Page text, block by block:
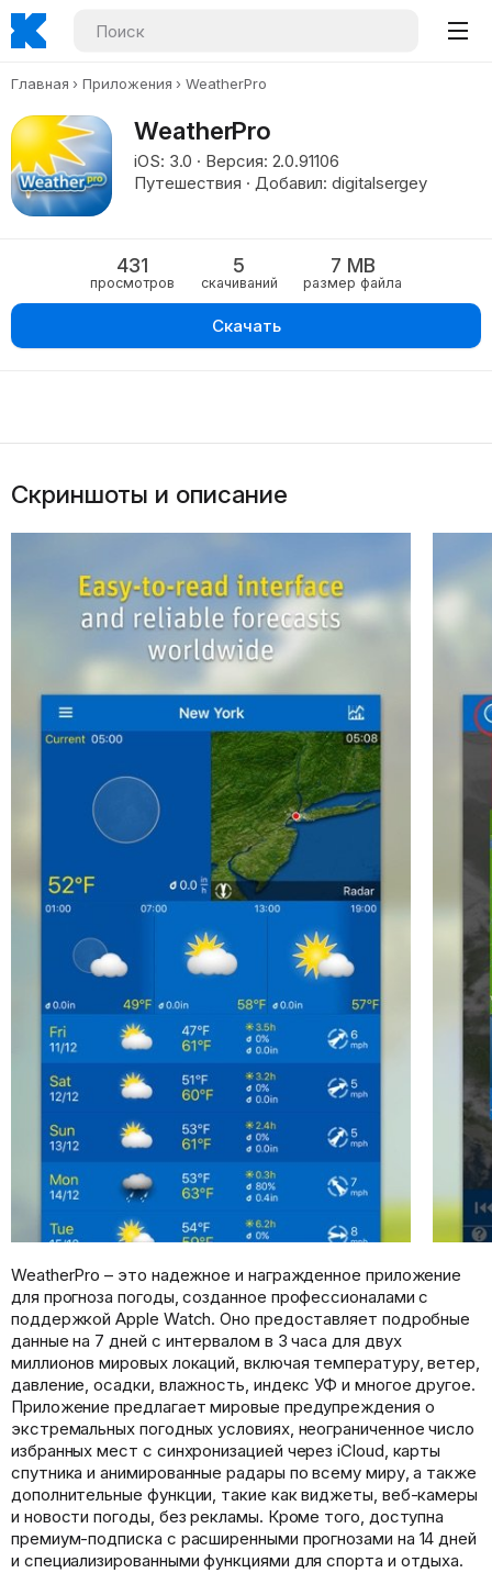
Главная Приложения WeatherPro
WeatherPro
iOS: 3.0 · Версия: 2.0.91106
Путешествия · Добавил: digitalsergey
431
просмотров
5
скачиваний
7 MB
размер файла
Скачать
Скриншоты и описание
WeatherPro – это надежное и награжденное приложение
для прогноза погоды, созданное профессионалами с
поддержкой Apple Watch. Оно предоставляет подробные
данные на 7 дней с интервалом в 3 часа для двух
миллионов мировых локаций, включая температуру, ветер,
давление, осадки, влажность, индекс УФ и многое другое.
Приложение предлагает мировые предупреждения о
экстремальных погодных условиях, неограниченное число
избранных мест с синхронизацией через iCloud, карты
спутника и анимированные радары по всему миру, а также
дополнительные функции, такие как виджеты, веб-камеры
и новости погоды, без рекламы. Кроме того, доступна
премиум-подписка с расширенными прогнозами на 14 дней
и специализированными функциями для спорта и отдыха.